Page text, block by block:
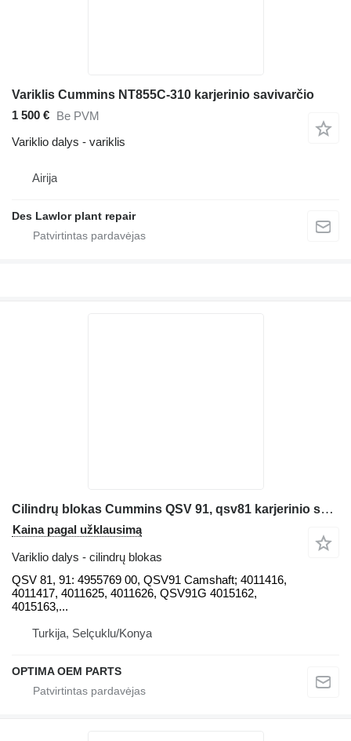
Variklis Cummins NT855C-310 karjerinio savivarčio
1 500 € Be PVM
Variklio dalys - variklis
Airija
Des Lawlor plant repair
Cilindrų blokas Cummins QSV 91, qsv81 karjerinio savivarčio
Kaina pagal užklausimą
Variklio dalys - cilindrų blokas
QSV 81, 91: 4955769 00, QSV91 Camshaft; 4011416,
4011417, 4011625, 4011626, QSV91G 4015162,
4015163,...
Turkija, Selçuklu/Konya
OPTIMA OEM PARTS